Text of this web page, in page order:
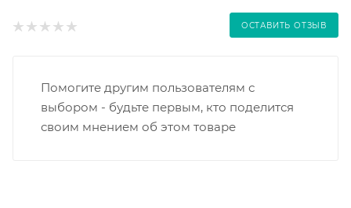
ОСТАВИТЬ ОТЗЫВ
Помогите другим пользователям с
выбором - будьте первым, кто поделится
своим мнением об этом товаре